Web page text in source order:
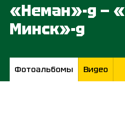
«Неман»-д —
Минск»-д
Фотоальбомы Видео